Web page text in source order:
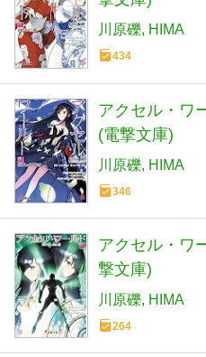
川原礫 HIMA
434
アクセル・ワ
(電撃文庫)
川原礫 HIMA
346
アクセル・ワ
撃文庫)
川原礫 HIMA
264